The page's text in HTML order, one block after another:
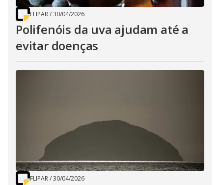
FLIPAR/30/04/2026
Polifenóis da uva ajudam até a
evitar doenças
FLIPAR/30/04/2026